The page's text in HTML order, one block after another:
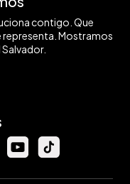
contigo. Que
representa. Mostramos